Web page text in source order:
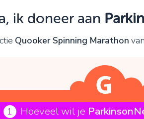
ik doneer aan
Quooker Spinning Marathon
1 Hoeveel wil je
Oeps!
kunt nog niet verder vanwege:
OK